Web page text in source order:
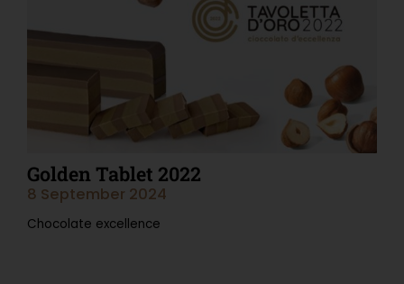
Golden Tablet 2022
8 September 2024
Chocolate excellence